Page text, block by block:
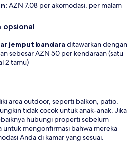
AZN 7.08 per akomodasi, per malam
opsional
jemput bandara ditawarkan dengan
sebesar AZN 50 per kendaraan (satu
2 tamu)
area outdoor, seperti balkon, patio,
tidak cocok untuk anak-anak. Jika
hubungi properti sebelum
untuk mengonfirmasi bahwa mereka
Anda di kamar yang sesuai.